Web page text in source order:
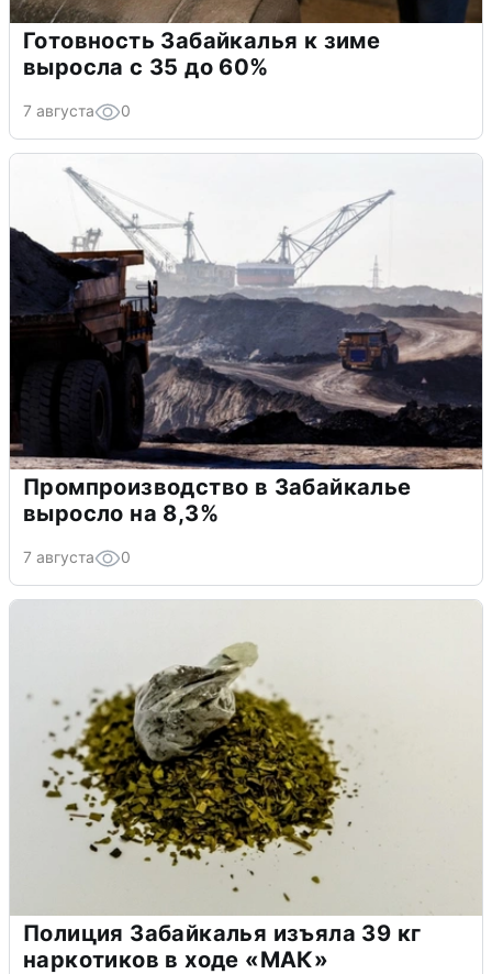
Готовность Забайкалья к зиме
выросла с 35 до 60%
7 августа 0
Промпроизводство в Забайкалье
выросло на 8,3%
7 августа 0
Полиция Забайкалья изъяла 39 кг
наркотиков в ходе «МАК»